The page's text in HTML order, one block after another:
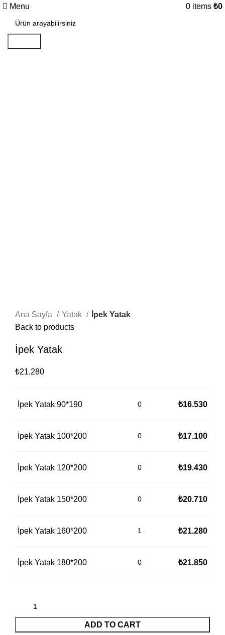
Menu 0 items ₺0
Ana Sayfa Yatak
İpek Yatak
Back to products
İpek Yatak
₺21.280
İpek Yatak 90*190 ₺16.530
İpek Yatak 100*200 ₺17.100
İpek Yatak 120*200 ₺19.430
İpek Yatak 150*200 ₺20.710
İpek Yatak 160*200 ₺21.280
İpek Yatak 180*200 ₺21.850
ADD TO CART